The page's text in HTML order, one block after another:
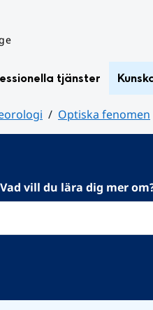
tjänster
Optiska fenomen
Vad vill du lära dig mer